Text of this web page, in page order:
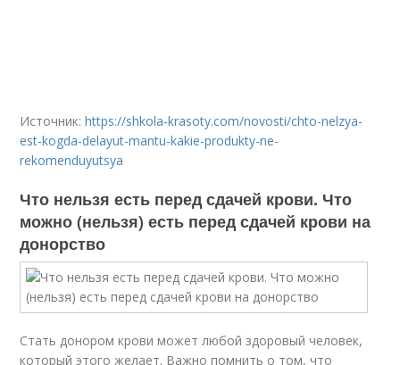
Источник:https://shkola-krasoty.com/novosti/chto-nelzya-
est-kogda-delayut-mantu-kakie-produkty-ne-
rekomenduyutsya
Что нельзя есть перед сдачей крови. Что
можно (нельзя) есть перед сдачей крови на
донорство
Стать донором крови может любой здоровый человек,
который этого желает. Важно помнить о том, что